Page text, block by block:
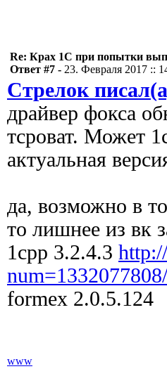
Re: Крах 1С при попытки
Ответ #7 - 23. Февраля 2017 ::
Стрелок
драйвер фокса
тсроват. Может
актуальная
да, возможно в
то лишнее из вк
1cpp 3.2.4.3
formex 2.0.5.124
www